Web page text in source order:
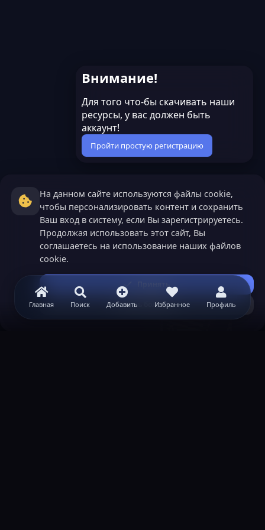
Главная Поиск Добавить Избранное Профиль
Внимание!
Для того что-бы скачивать наши
ресурсы, у вас должен быть
аккаунт!
Пройти простую регистрацию
На данном сайте используются файлы cookie,
чтобы персонализировать контент и сохранить
Ваш вход в систему, если Вы зарегистрируетесь.
Продолжая использовать этот сайт, Вы
соглашаетесь на использование наших файлов
cookie.
Принять
Узнать больше...